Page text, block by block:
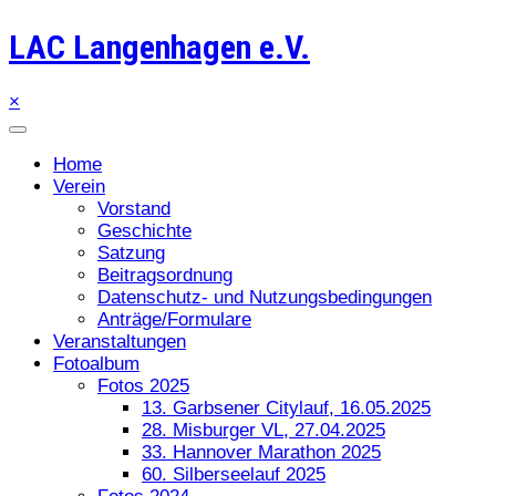
LAC Langenhagen e.V.
×
Home
Verein
Vorstand
Geschichte
Satzung
Beitragsordnung
Datenschutz- und Nutzungsbedingungen
Anträge/Formulare
Veranstaltungen
Fotoalbum
Fotos 2025
13. Garbsener Citylauf, 16.05.2025
28. Misburger VL, 27.04.2025
33. Hannover Marathon 2025
60. Silberseelauf 2025